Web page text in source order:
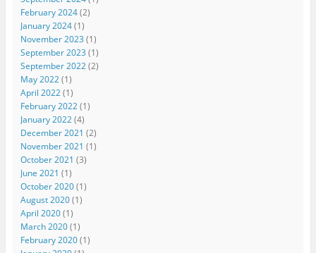
February 2024(2)
January 2024(1)
November 2023 (1)
September 2023 (1)
September 2022(2)
May 2022(1)
April 2022(1)
February 2022(1)
January 2022(4)
December 2021 (2)
November 2021 (1)
October 2021 (3)
June 2021 (1)
October 2020(1)
August 2020(1)
April 2020(1)
March 2020(1)
February 2020(1)